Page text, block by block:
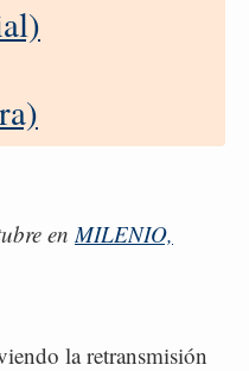
enMILENIO,
la retransmisión